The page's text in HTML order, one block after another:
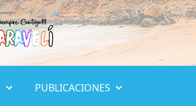
PUBLICACIONES